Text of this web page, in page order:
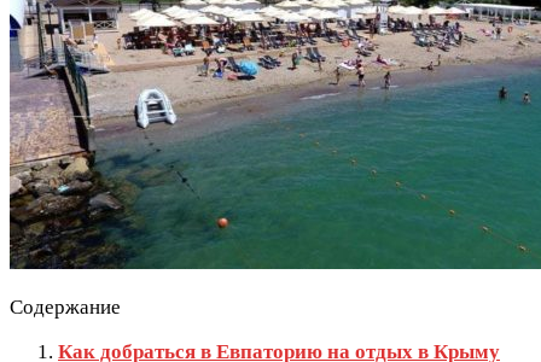
Содержание
Как добраться в Евпаторию на отдых в Крыму